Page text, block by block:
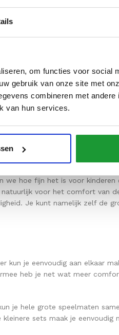
om functies voor social
gebruik van onze site met
combineren met
van hun services.
hoe fijn het is voor
voor het comfort van
Je kunt namelijk zelf de
je eenvoudig aan elkaar
heb je net wat meer
je hele grote speelmaten
sets maak je eenvoudig